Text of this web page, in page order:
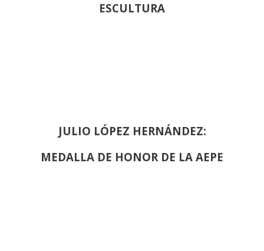
ESCULTURA
JULIO LÓPEZ HERNÁNDEZ:
MEDALLA DE HONOR DE LA AEPE